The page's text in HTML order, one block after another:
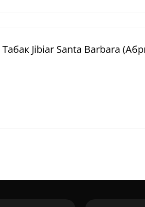
Jibiar Santa Barbara